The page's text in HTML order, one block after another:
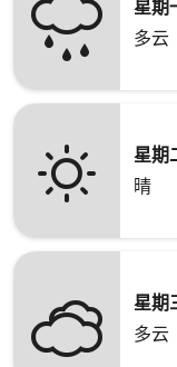
星期
多云
星期
晴
星期
多云